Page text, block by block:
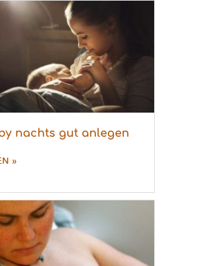
nachts gut anlegen
»